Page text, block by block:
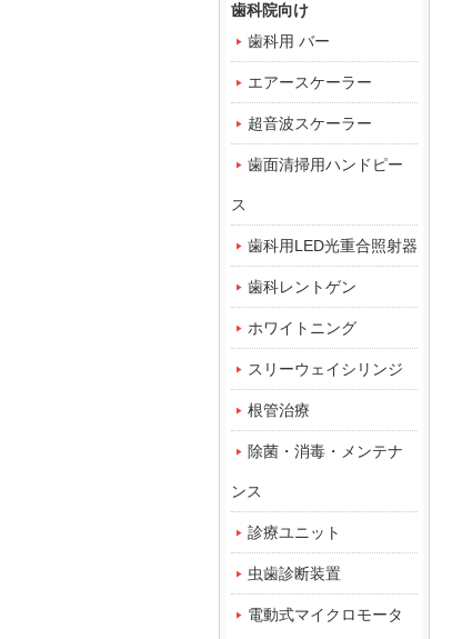
歯科院向け
歯科用 バー
エアースケーラー
超音波スケーラー
歯面清掃用ハンドピー
ス
歯科用LED光重合照射器
歯科レントゲン
ホワイトニング
スリーウェイシリンジ
根管治療
除菌・消毒・メンテナ
ンス
診療ユニット
虫歯診断装置
電動式マイクロモータ